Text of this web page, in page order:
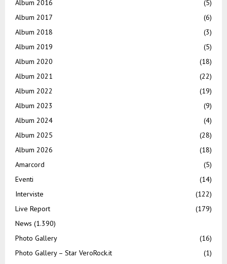
Album 2016
(5)
Album 2017
(6)
Album 2018
(3)
Album 2019
(5)
Album 2020
(18)
Album 2021
(22)
Album 2022
(19)
Album 2023
(9)
Album 2024
(4)
Album 2025
(28)
Album 2026
(18)
Amarcord
(5)
Eventi
(14)
Interviste
(122)
Live Report
(179)
News (1.390)
Photo Gallery
(16)
Photo Gallery – Star VeroRock.it
(1)